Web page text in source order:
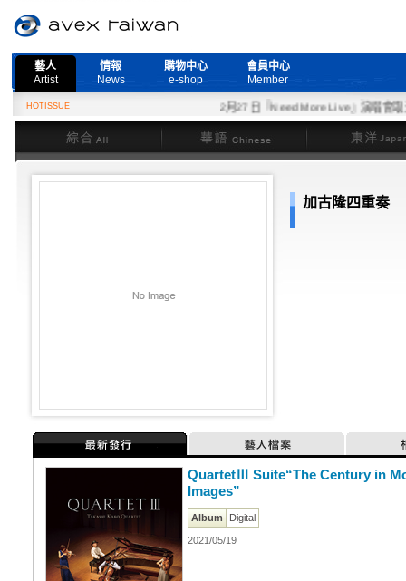
藝人
Artist
情報
News
購物中心
e-shop
會員中心
Member
HOTISSUE
2月27日『Need More Live』演唱會取消
綜合
華語 東洋
加古隆四重奏
最新發行 藝人檔案
QuartetⅢ Suite“The Century in
Images”
Album Digital
2021/05/19